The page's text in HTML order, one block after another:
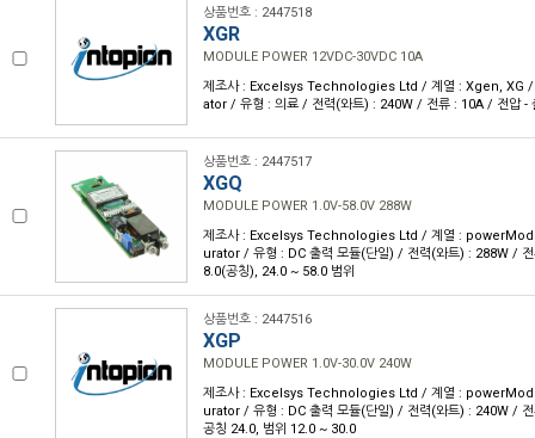
상품번호 : 2447518
XGR
MODULE POWER 12VDC-30VDC 10A
제조사 : Excelsys Technologies Ltd / 계열 : Xgen, XG /
ator / 유형 : 의료 / 전력(와트) : 240W / 전류 : 10A / 전압 -
상품번호 : 2447517
XGQ
MODULE POWER 1.0V-58.0V 288W
제조사 : Excelsys Technologies Ltd / 계열 :
urator / 유형 : DC 출력 모듈(단일) / 전력(와트) : 288W /
8.0(공칭), 24.0 ~ 58.0 범위
상품번호 : 2447516
XGP
MODULE POWER 1.0V-30.0V 240W
제조사 : Excelsys Technologies Ltd / 계열 :
urator / 유형 : DC 출력 모듈(단일) / 전력(와트) : 240W /
공칭 24.0, 범위 12.0 ~ 30.0